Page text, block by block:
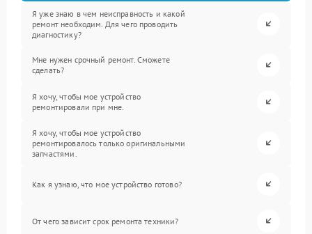
Я уже знаю в чем неисправность и какой
ремонт необходим. Для чего проводить
диагностику?
Мне нужен срочный ремонт. Сможете
сделать?
Я хочу, чтобы мое устройство
ремонтировали при мне.
Я хочу, чтобы мое устройство
ремонтировалось только оригинальными
запчастями.
Как я узнаю, что мое устройство готово?
От чего зависит срок ремонта техники?